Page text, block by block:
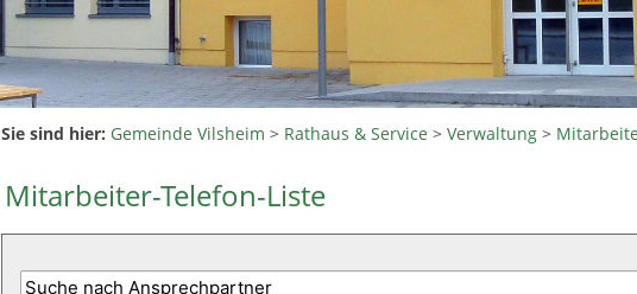
Sie sind hier: Gemeinde Vilsheim > Rathaus & Service >Verwaltung >
Mitarbeiter-Telefon-Liste